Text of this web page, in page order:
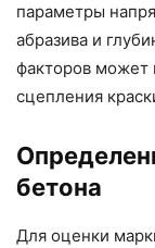
параметры
абразива и
факторов может
сцепления
бетона
Для оценки